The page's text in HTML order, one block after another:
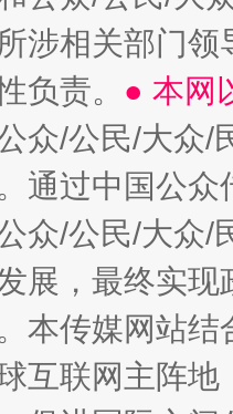
涉相关部门
负责。 ● 本网
众/公民/大众
通过中国公
众/公民/大众
展，最终实
本传媒网站
互联网主阵